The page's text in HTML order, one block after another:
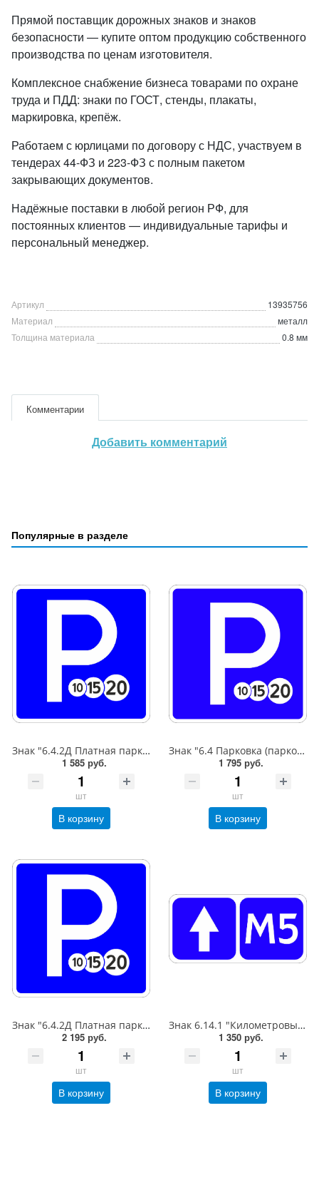
Прямой поставщик дорожных знаков и знаков
безопасности — купите оптом продукцию собственного
производства по ценам изготовителя.
Комплексное снабжение бизнеса товарами по охране
труда и ПДД: знаки по ГОСТ, стенды, плакаты,
маркировка, крепёж.
Работаем с юрлицами по договору с НДС, участвуем в
тендерах 44-ФЗ и 223-ФЗ с полным пакетом
закрывающих документов.
Надёжные поставки в любой регион РФ, для
постоянных клиентов — индивидуальные тарифы и
персональный менеджер.
Артикул
13935756
Материал
металл
Толщина материала
0.8 мм
Комментарии
Добавить комментарий
Популярные в разделе
Знак "6.4.2Д Платная парковка для автотранспорта»,B=600,Тип А Коммерческая (3 года),металл 0.8 мм
1 585 руб.
шт
В корзину
Знак "6.4 Парковка (парковочное место)",B=600,Тип А (1б) Микропризм. (7-9 лет)металл 0.8 мм
1 795 руб.
шт
В корзину
Знак "6.4.2Д Платная парковка для автотранспорта»,B=700Тип А (la) Инженерная (5 лет)металл 0.8 мм
2 195 руб.
шт
В корзину
Знак 6.14.1 "Километровый знак",350*700Тип А (1б) Микропризм. (7-9 лет)металл 0.8 мм
1 350 руб.
шт
В корзину